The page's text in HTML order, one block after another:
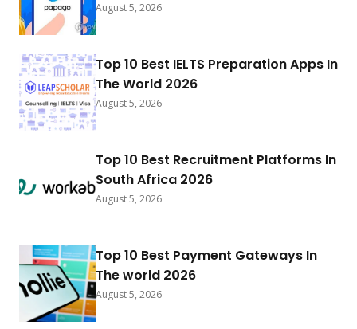
August 5, 2026
Top 10 Best IELTS Preparation Apps In
The World 2026
August 5, 2026
Top 10 Best Recruitment Platforms In
South Africa 2026
August 5, 2026
Top 10 Best Payment Gateways In
The world 2026
August 5, 2026